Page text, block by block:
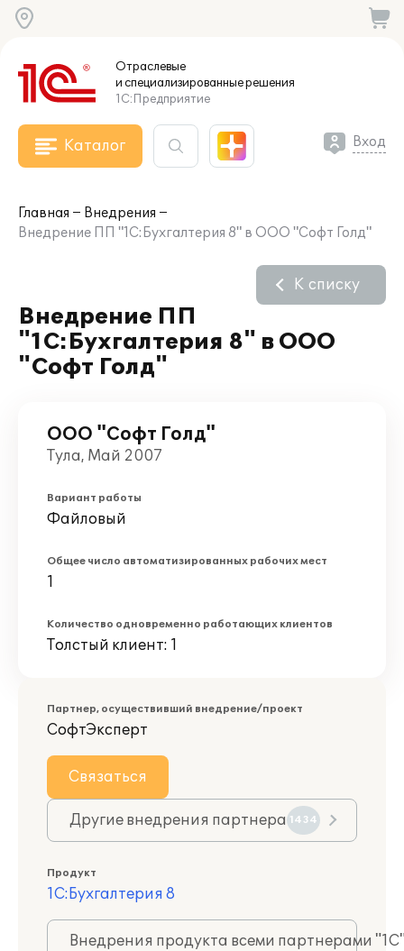
Отраслевые
и специализированныерешения
1С:Предприятие
Каталог Вход
Главная
Внедрения
Внедрение ПП "1С:Бухгалтерия 8" в ООО "Софт Голд"
Внедрение ПП
"1С:Бухгалтерия 8" в ООО
"Софт Голд"
К списку
ООО "Софт Голд"
Тула, Май 2007
Вариант работы
Файловый
Общее число автоматизированных рабочих мест
1
Количество одновременно работающих клиентов
Толстый клиент: 1
Партнер, осуществивший внедрение/проект
СофтЭксперт
Связаться
Другие внедрения партнера 1434
Продукт
1С:Бухгалтерия 8
Внедрения продукта всеми партнерами